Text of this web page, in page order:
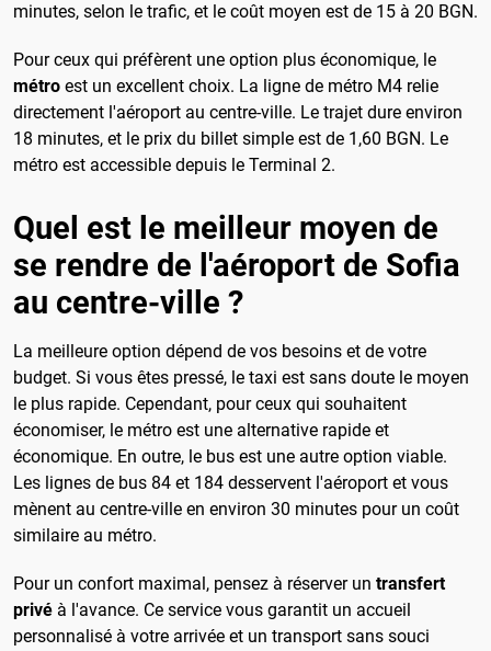
minutes, selon le trafic, et le coût moyen est de 15 à 20 BGN.
Pour ceux qui préfèrent une option plus économique, le
métro est un excellent choix. La ligne de métro M4 relie
directement l'aéroport au centre-ville. Le trajet dure environ
18 minutes, et le prix du billet simple est de 1,60 BGN. Le
métro est accessible depuis le Terminal 2.
Quel est le meilleur moyen de
se rendre de l'aéroport de Sofia
au centre-ville ?
La meilleure option dépend de vos besoins et de votre
budget. Si vous êtes pressé, le taxi est sans doute le moyen
le plus rapide. Cependant, pour ceux qui souhaitent
économiser, le métro est une alternative rapide et
économique. En outre, le bus est une autre option viable.
Les lignes de bus 84 et 184 desservent l'aéroport et vous
mènent au centre-ville en environ 30 minutes pour un coût
similaire au métro.
Pour un confort maximal, pensez à réserver un transfert
privé à l'avance. Ce service vous garantit un accueil
personnalisé à votre arrivée et un transport sans souci